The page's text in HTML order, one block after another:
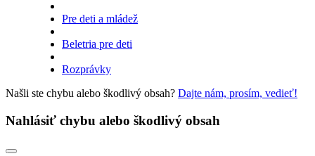
Pre deti a mládež
Beletria pre deti
Rozprávky
Našli ste chybu alebo škodlivý obsah? Dajte nám, prosím, vedieť!
Nahlásiť chybu alebo škodlivý obsah